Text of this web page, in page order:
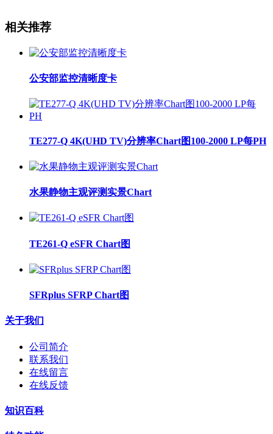
相关推荐
公安部监控清晰度卡
TE277-Q 4K(UHD TV)分辨率Chart图100-2000 LP每PH
水果静物主观评测实景Chart
TE261-Q eSFR Chart图
SFRplus SFRP Chart图
关于我们
公司简介
联系我们
在线留言
在线反馈
知识百科